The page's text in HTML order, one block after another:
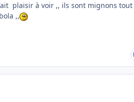
plaisir à voir ,, ils sont mignons
,,